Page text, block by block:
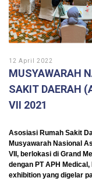
12 April 2022
MUSYAWARAH
SAKIT DAERAH
VII 2021
Asosiasi Rumah Sakit
Musyawarah Nasional
VII, berlokasi di Grand
dengan PT APH
exhibition yang digelar